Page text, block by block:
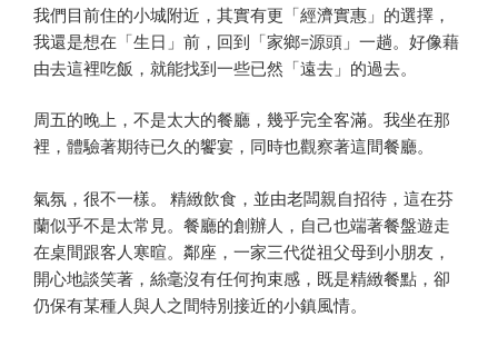
我們目前住的小城附近，其實有更「經濟實惠」的選擇，
我還是想在「生日」前，回到「家鄉=源頭」一趟。好像藉
由去這裡吃飯，就能找到一些已然「遠去」的過去。
周五的晚上，不是太大的餐廳，幾乎完全客滿。我坐在那
裡，體驗著期待已久的饗宴，同時也觀察著這間餐廳。
氣氛，很不一樣。 精緻飲食，並由老闆親自招待，這在芬
蘭似乎不是太常見。餐廳的創辦人，自己也端著餐盤遊走
在桌間跟客人寒暄。鄰座，一家三代從祖父母到小朋友，
開心地談笑著，絲毫沒有任何拘束感，既是精緻餐點，卻
仍保有某種人與人之間特別接近的小鎮風情。